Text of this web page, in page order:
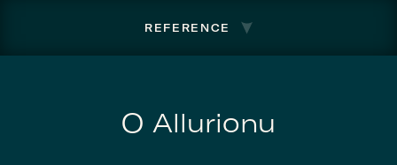
REFERENCE
O Allurionu